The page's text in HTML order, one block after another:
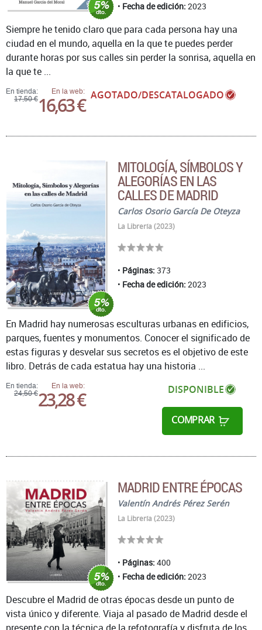
Fecha de edición: 2023
En tienda:
17,50 €
En la web:
16,63 € AGOTADO/DESCATALOGADO
Siempre he tenido claro que para cada persona hay una
ciudad en el mundo, aquella en la que te puedes perder
durante horas por sus calles sin perder la sonrisa, aquella en
la que te ...
MITOLOGÍA, SÍMBOLOS Y
ALEGORÍAS EN LAS
CALLES DE MADRID
Carlos Osorio García De Oteyza
La Librería (2023)
Páginas: 373
Fecha de edición: 2023
En tienda:
24,50 €
En la web:
23,28 € DISPONIBLE
COMPRAR
En Madrid hay numerosas esculturas urbanas en edificios,
parques, fuentes y monumentos. Conocer el significado de
estas figuras y desvelar sus secretos es el objetivo de este
libro. Detrás de cada estatua hay una historia ...
MADRID ENTRE ÉPOCAS
Valentín Andrés Pérez Serén
La Librería (2023)
Páginas: 400
Fecha de edición: 2023
Descubre el Madrid de otras épocas desde un punto de
vista único y diferente. Viaja al pasado de Madrid desde el